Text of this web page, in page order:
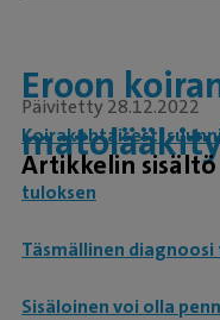
Eroon
Päivitetty 28.12.2022
Artikkelin sisältö
Koirakohtaisesti
tuloksen
Täsmällinen
Sisäloinen voi olla